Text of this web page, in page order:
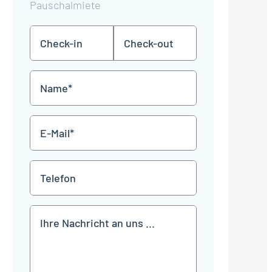
Pauschalmiete
in
TT
Punkt
MM
JJJJ
TT
Punkt
MM
Mail
*